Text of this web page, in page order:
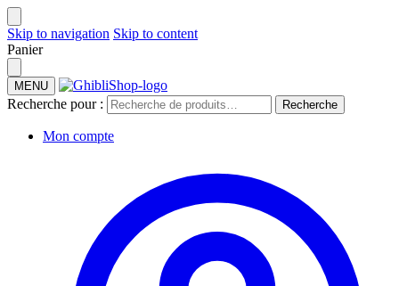
Skip to navigation Skip to content
Panier
MENU
Recherche pour : Recherche
Mon compte